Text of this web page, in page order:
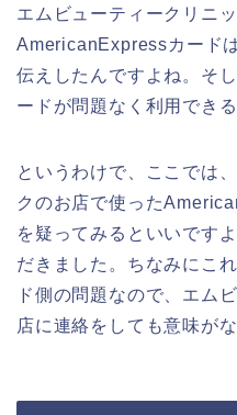
エムビューティークリニ
AmericanExpressカード
伝えしたんですよね。そ
ードが問題なく利用でき
というわけで、ここでは
クのお店で使った
を疑ってみるといいです
だきました。ちなみにこ
ド側の問題なので、エム
店に連絡をしても意味が